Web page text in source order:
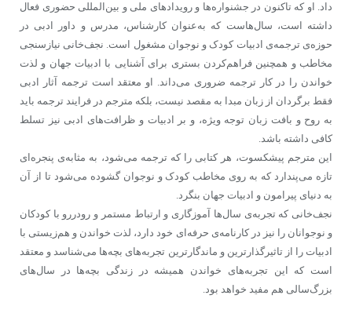
داد. او که تاکنون در جشنواره‌ها و رویدادهای ملی و بین‌المللی حضوری فعال
داشته است، سال‌هاست که به‌عنوان کارشناس،‌ مدرس و داور ادبی در
حوزه‌ی ترجمه‌ی ادبیات کودک و نوجوان مشغول است. نجف‌خانی نیازسنجی
مخاطب و همچنین فراهم‌کردن بستری برای آشنایی با ادبیات جهان و لذت
خواندن را در کار ترجمه ضروری می‌داند. او معتقد است ترجمه آثار ادبی
فقط برگردان از زبان مبدا به مقصد نیست، بلکه مترجم در فرایند ترجمه باید
به روح و بافت زبان توجه ویژه، و بر ادبیات و ظرافت‌های ادبی نیز تسلط
کافی داشته باشد.
این مترجم پیشکسوت، هر کتابی را که ترجمه می‌شود، به مثابه‌ی پنجره‌ای
تازه می‌پندارد که به روی مخاطب کودک و نوجوان گشوده می‌شود تا از آن
به دنیای پیرامون و ادبیات جهان بنگرد.
نجف‌خانی که تجربه‌ی سال‌ها آموزگاری و ارتباط مستمر و رودررو با کودکان
و نوجوانان را نیز در کارنامه‌ی حرفه‌ای خود دارد، لذت خواندن و هم‌زیستی با
ادبیات را از تاثیرگذارترین و ماندگارترین تجربه‌های بچه‌ها می‌شناسد و معتقد
است که این تجربه‌های خواندن همیشه در زندگی بچه‌ها در سال‌های
بزرگ‌سالی هم مفید خواهد بود.